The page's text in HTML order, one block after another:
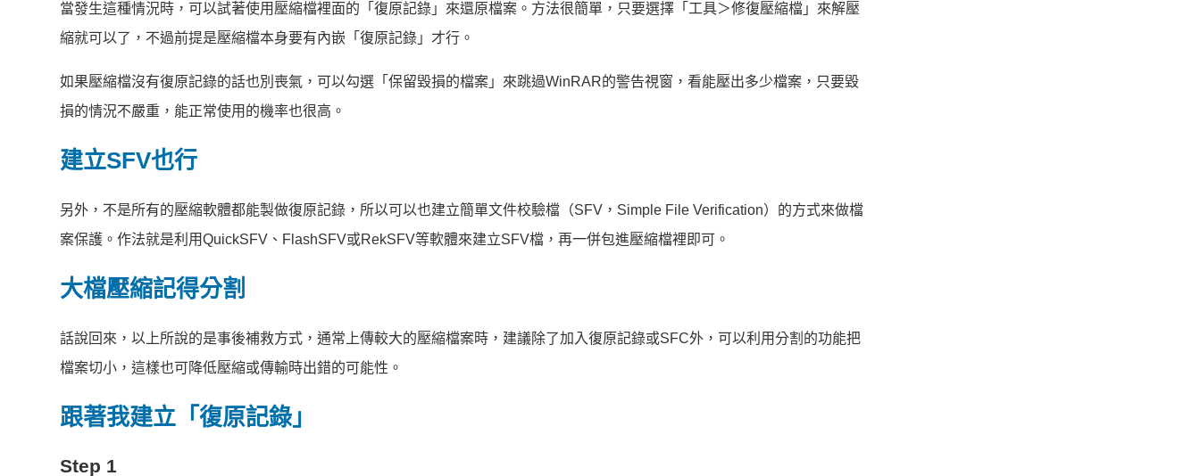
當發生這種情況時，可以試著使用壓縮檔裡面的「復原記錄」來還原檔案。方法很簡單，只要選擇「工具＞修復壓縮檔」來解壓
縮就可以了，不過前提是壓縮檔本身要有內嵌「復原記錄」才行。
如果壓縮檔沒有復原記錄的話也別喪氣，可以勾選「保留毀損的檔案」來跳過WinRAR的警告視窗，看能壓出多少檔案，只要毀
損的情況不嚴重，能正常使用的機率也很高。
建立SFV也行
另外，不是所有的壓縮軟體都能製做復原記錄，所以可以也建立簡單文件校驗檔（SFV，Simple File Verification）的方式來做檔
案保護。作法就是利用QuickSFV、FlashSFV或RekSFV等軟體來建立SFV檔，再一併包進壓縮檔裡即可。
大檔壓縮記得分割
話說回來，以上所說的是事後補救方式，通常上傳較大的壓縮檔案時，建議除了加入復原記錄或SFC外，可以利用分割的功能把
檔案切小，這樣也可降低壓縮或傳輸時出錯的可能性。
跟著我建立「復原記錄」
Step 1